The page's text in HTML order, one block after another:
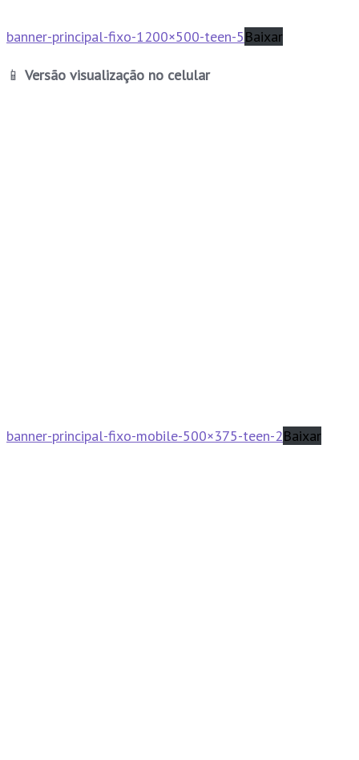
banner-principal-fixo-1200×500-teen-5Baixar
📱 Versão visualização no celular
banner-principal-fixo-mobile-500×375-teen-2Baixar